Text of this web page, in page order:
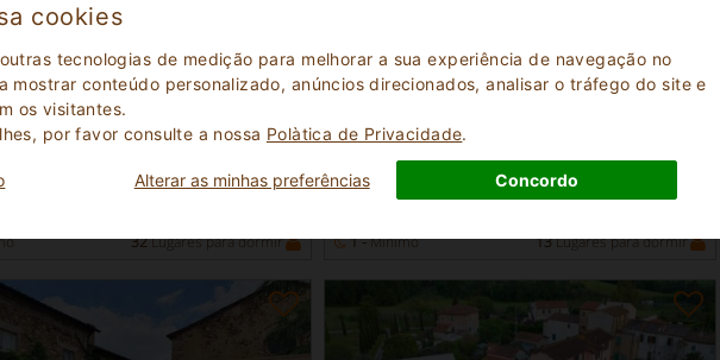
cookies
tecnologias de medição para melhorar a sua experiência de navegação no
mostrar conteúdo personalizado, anúncios direcionados, analisar o tráfego do site e
os visitantes.
por favor consulte a nossa Polà­tica de Privacidade.
Alterar as minhas preferências Concordo
(44 )
Reserva
32Lugares para dormir
9.0 (1
Livorno Toscana
San Vincenzo 5492
1 -Mínimo 13Lugares para dormir